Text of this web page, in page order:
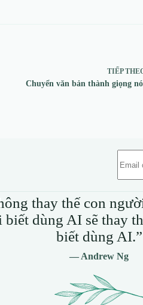
TIẾP
Chuyển văn bản thành giọng
thay thế con
biết dùng AI sẽ thay
biết dùng AI.”
— Andrew Ng